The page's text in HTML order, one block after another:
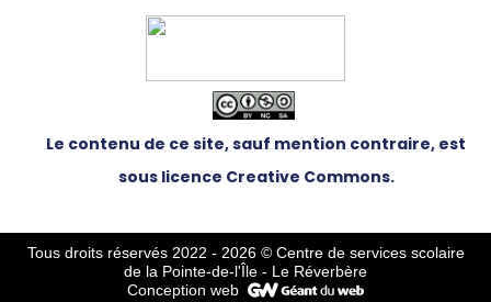
Le contenu de ce site, sauf mention contraire, est
sous licence Creative Commons.
Tous droits réservés 2022 - 2026 © Centre de services scolaire
de la Pointe-de-l'Île - Le Réverbère
Conception web